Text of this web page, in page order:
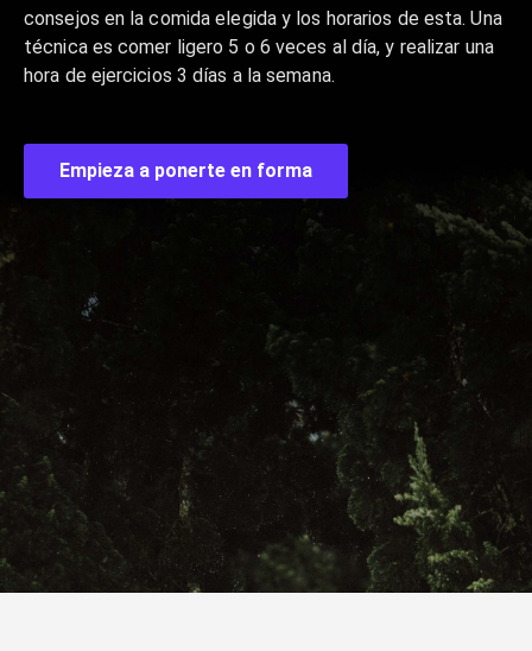
consejos en la comida elegida y los horarios de esta. Una
técnica es comer ligero 5 o 6 veces al día, y realizar una
hora de ejercicios 3 días a la semana.
Empieza a ponerte en forma